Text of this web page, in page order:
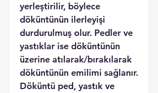
yerleştirilir, böylece
döküntünün ilerleyişi
durdurulmuş olur. Pedler ve
yastıklar ise döküntünün
üzerine atılarak/bırakılarak
döküntünün emilimi sağlanır.
Döküntü ped, yastık ve